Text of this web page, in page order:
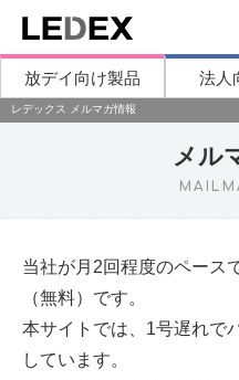
放デイ向け製品 法人
レデックス メルマガ情報
メル
当社が月2回程度のペース
（無料）です。
本サイトでは、1号遅れで
しています。